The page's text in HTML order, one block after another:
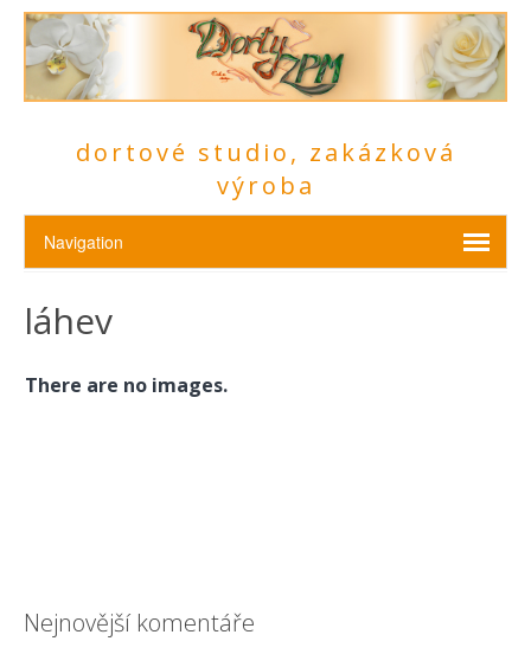
dortové studio, zakázková
výroba
láhev
There are no images.
Nejnovější komentáře